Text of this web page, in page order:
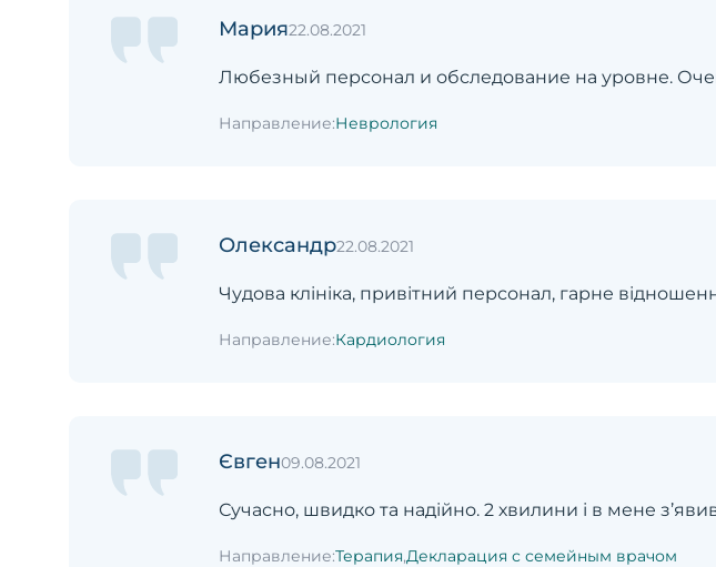
Мария22.08.2021
Любезный персонал и обследование на уровне.
Направление:Неврология
Олександр22.08.2021
Чудова клініка, привітний персонал, гарне
Направление:Кардиология
Євген09.08.2021
Сучасно, швидко та надійно. 2 хвилини і в мене
Направление:Терапия,Декларация с семейным врачом